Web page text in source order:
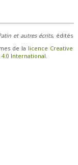
et autres écrits, édités
de la licence Creative
International.